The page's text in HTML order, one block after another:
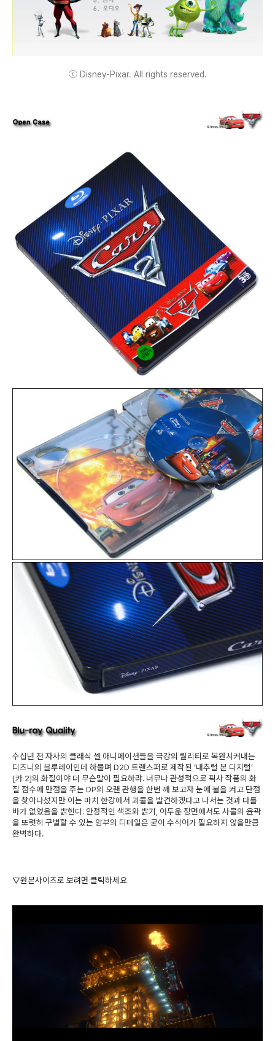
ⓒ Disney-Pixar. All rights reserved.
수십년 전 자사의 클래식 셀 애니메이션들을 극강의 퀄리티로 복원시켜내는
디즈니의 블루레이인데 하물며 D2D 트랜스퍼로 제작된 ‘내추럴 본 디지털’
[카 2]의 화질이야 더 무슨말이 필요하랴. 너무나 관성적으로 픽사 작품의 화
질 점수에 만점을 주는 DP의 오랜 관행을 한번 깨 보고자 눈에 불을 켜고 단점
을 찾아나섰지만 이는 마치 한강에서 괴물을 발견하겠다고 나서는 것과 다를
바가 없었음을 밝힌다. 안정적인 색조와 밝기, 어두운 장면에서도 사물의 윤곽
을 또렷히 구별할 수 있는 암부의 디테일은 굳이 수식어가 필요하지 않을만큼
완벽하다.
▽원본사이즈로 보려면 클릭하세요